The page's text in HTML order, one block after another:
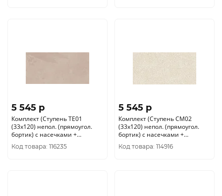
5 545 p
Комплект (Ступень TE01
(33x120) непол. (прямоугол.
бортик) с насечками +
Подступенок (14, 5x120))
Код товара: 116235
5 545 p
Комплект (Ступень CM02
(33x120) непол. (прямоугол.
бортик) с насечками +
Подступенок (14, 5x120))
Код товара: 114916